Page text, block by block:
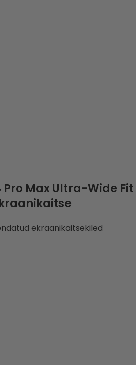
Pro Max Ultra-Wide Fit
ekraanikaitsekiled